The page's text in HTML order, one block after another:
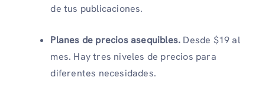
de tus publicaciones.
Planes de precios asequibles. Desde $19 al
mes. Hay tres niveles de precios para
diferentes necesidades.